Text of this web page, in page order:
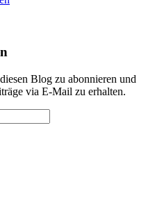
Blog zu abonnieren und
via E-Mail zu erhalten.